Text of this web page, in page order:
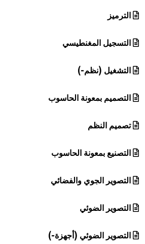
الترميز
التسجيل المغنطيسي
التشغيل (نظم-)
التصميم بمعونة الحاسوب
تصميم النظم
التصنيع بمعونة الحاسوب
التصوير الجوي والفضائي
التصوير الضوئي
التصوير الضوئي (أجهزة-)